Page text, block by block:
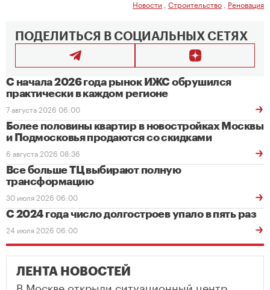
Новости Строительство Реновация
ПОДЕЛИТЬСЯ В СОЦИАЛЬНЫХ СЕТЯХ
С начала 2026 года рынок ИЖС обрушился
практически в каждом регионе
7 августа 2026 06:00
Более половины квартир в новостройках Москвы
и Подмосковья продаются со скидками
6 августа 2026 08:36
Все больше ТЦ выбирают полную
трансформацию
30 июля 2026 06:00
С 2024 года число долгостроев упало в пять раз
24 июля 2026 06:00
ЛЕНТА НОВОСТЕЙ
В Москве открыли ситуационный центр